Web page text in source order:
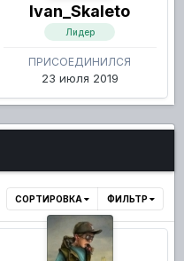
Ivan_Skaleto
Лидер
ПРИСОЕДИНИЛСЯ
23 июля 2019
СОРТИРОВКА ФИЛЬТР